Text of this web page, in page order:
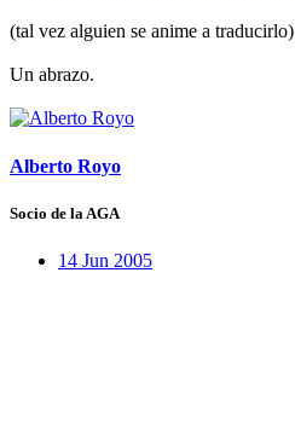
(tal vez alguien se anime a traducirlo)
Un abrazo.
Alberto Royo
Socio de la AGA
14 Jun 2005